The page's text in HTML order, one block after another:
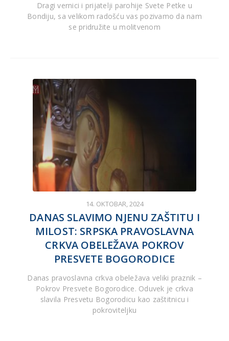
Dragi vernici i prijatelji parohije Svete Petke u
Bondiju, sa velikom radošću vas pozivamo da nam
se pridružite u molitvenom
14. OKTOBAR, 2024
DANAS SLAVIMO NJENU ZAŠTITU I
MILOST: SRPSKA PRAVOSLAVNA
CRKVA OBELEŽAVA POKROV
PRESVETE BOGORODICE
Danas pravoslavna crkva obeležava veliki praznik –
Pokrov Presvete Bogorodice. Oduvek je crkva
slavila Presvetu Bogorodicu kao zaštitnicu i
pokroviteljku